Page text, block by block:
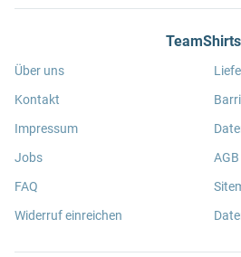
TeamShirts
Über uns
Kontakt
Impressum
Jobs
FAQ
Widerruf einreichen
AGB